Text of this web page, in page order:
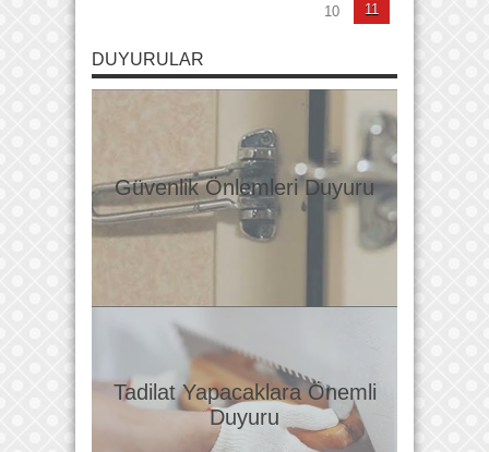
10
11
DUYURULAR
Güvenlik Önlemleri Duyuru
Tadilat Yapacaklara Önemli
Duyuru